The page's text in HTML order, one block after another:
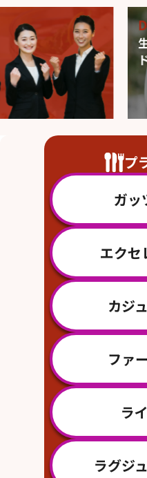
プ
ガッ
エクセ
カジ
ファ
ラ
ラグジ